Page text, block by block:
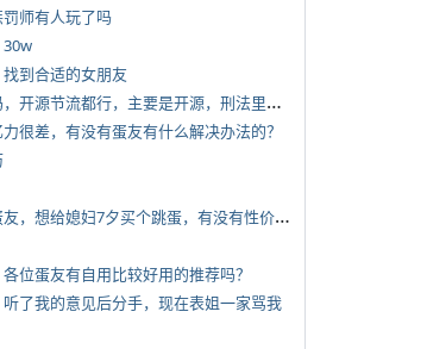
师有人玩了吗
到合适的女朋友
*
有啥搞钱的路子吗，开源节流都行，主要是开源，刑法里的咱不做
很差，有没有蛋友有什么解决办法的？
*
想请教有经验的蛋友，想给媳妇7夕买个跳蛋，有没有性价比高的推荐
位蛋友有自用比较好用的推荐吗？
了我的意见后分手，现在表姐一家骂我